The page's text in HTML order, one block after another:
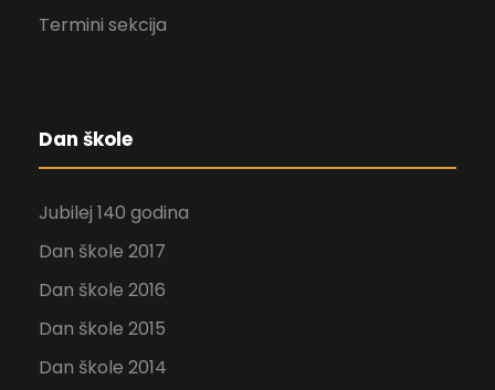
Termini sekcija
Dan škole
Jubilej 140 godina
Dan škole 2017
Dan škole 2016
Dan škole 2015
Dan škole 2014